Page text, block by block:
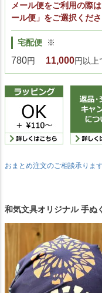
メール便をご利用の際
ール便」をご選択くだ
宅配便
780円
※
11,000円以上
おまとめ注文のご相談承りま
和気文具オリジナル 手ぬ